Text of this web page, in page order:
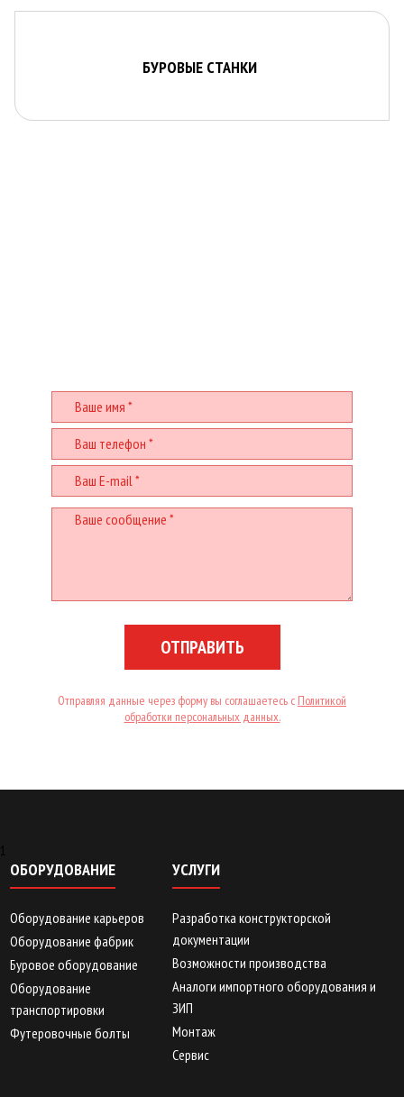
БУРОВЫЕ СТАНКИ
ОТПРАВИТЬ
Отправляя данные через форму вы соглашаетесь с Политикой
обработки персональных данных.
1
ОБОРУДОВАНИЕ
Оборудование карьеров
Оборудование фабрик
Буровое оборудование
Оборудование
транспортировки
Футеровочные болты
УСЛУГИ
Разработка конструкторской
документации
Возможности производства
Аналоги импортного оборудования и
ЗИП
Монтаж
Сервис